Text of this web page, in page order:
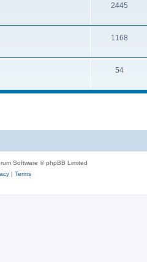
2445
1168
54
Software © phpBB Limited
| Terms